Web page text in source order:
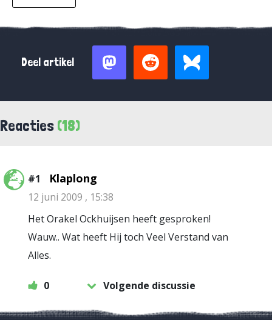
Deel artikel
Reacties (18)
#1 Klaplong
12 juni 2009 , 15:38
Het Orakel Ockhuijsen heeft gesproken!
Wauw.. Wat heeft Hij toch Veel Verstand van
Alles.
0 Volgende discussie